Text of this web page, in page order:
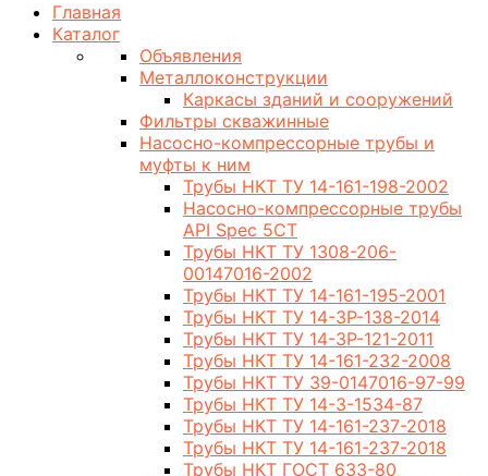
Главная
Каталог
Объявления
Металлоконструкции
Каркасы зданий и сооружений
Фильтры скважинные
Насосно-компрессорные трубы и
муфты к ним
Трубы НКТ ТУ 14-161-198-2002
Насосно-компрессорные трубы
API Spec 5CT
Трубы НКТ ТУ 1308-206-
00147016-2002
Трубы НКТ ТУ 14-161-195-2001
Трубы НКТ ТУ 14-3Р-138-2014
Трубы НКТ ТУ 14-3Р-121-2011
Трубы НКТ ТУ 14-161-232-2008
Трубы НКТ ТУ 39-0147016-97-99
Трубы НКТ ТУ 14-3-1534-87
Трубы НКТ ТУ 14-161-237-2018
Трубы НКТ ТУ 14-161-237-2018
Трубы НКТ ГОСТ 633-80